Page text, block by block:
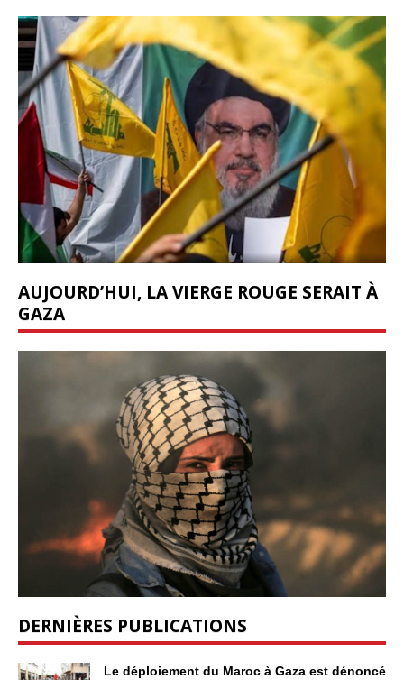
AUJOURD’HUI, LA VIERGE ROUGE SERAIT À
GAZA
DERNIÈRES PUBLICATIONS
Le déploiement du Maroc à Gaza est dénoncé